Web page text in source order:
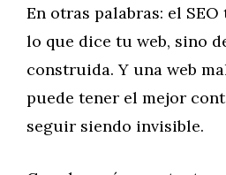
En otras palabras: el
lo que dice tu web, sino
construida. Y una web
puede tener el mejor
seguir siendo invisible.